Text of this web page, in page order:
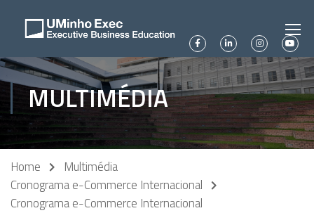
MULTIMÉDIA
Home
Multimédia
Cronograma e-Commerce Internacional
Cronograma e-Commerce Internacional